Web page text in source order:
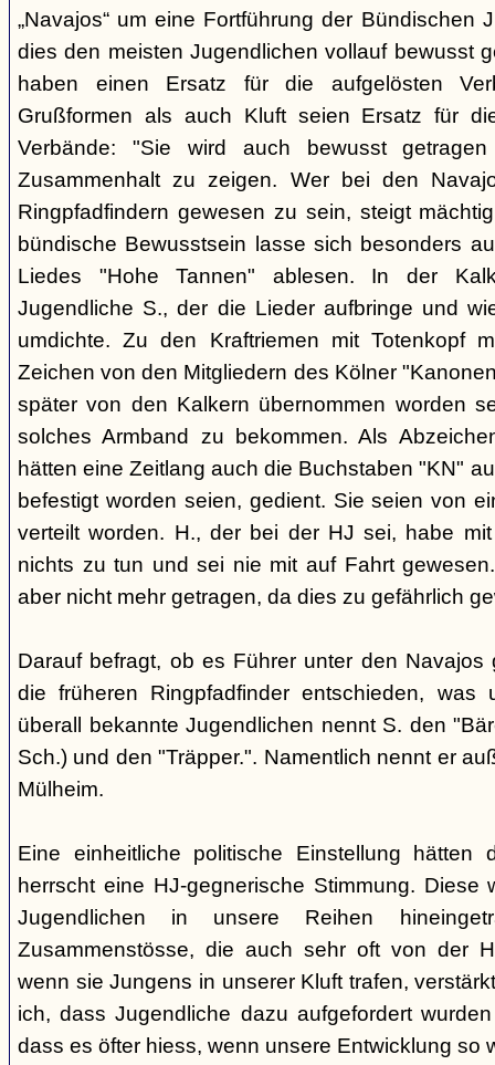
„Navajos“ um eine Fortführung der Bündischen
dies den meisten Jugendlichen vollauf bewusst
haben einen Ersatz für die aufgelösten
Grußformen als auch Kluft seien Ersatz für
Verbände: "Sie wird auch bewusst
Zusammenhalt zu zeigen. Wer bei den
Ringpfadfindern gewesen zu sein, steigt
bündische Bewusstsein lasse sich besonders
Liedes "Hohe Tannen" ablesen. In der
Jugendliche S., der die Lieder aufbringe und
umdichte. Zu den Kraftriemen mit Totenkopf
Zeichen von den Mitgliedern des Kölner
später von den Kalkern übernommen worden
solches Armband zu bekommen. Als
hätten eine Zeitlang auch die Buchstaben "KN"
befestigt worden seien, gedient. Sie seien von
verteilt worden. H., der bei der HJ sei, habe
nichts zu tun und sei nie mit auf Fahrt
aber nicht mehr getragen, da dies zu gefährlich
Darauf befragt, ob es Führer unter den Navajos
die früheren Ringpfadfinder entschieden, was
überall bekannte Jugendlichen nennt S. den
Sch.) und den "Träpper.". Namentlich nennt er
Mülheim.
Eine einheitliche politische Einstellung hätten
herrscht eine HJ-gegnerische Stimmung. Diese
Jugendlichen in unsere Reihen
Zusammenstösse, die auch sehr oft von der
wenn sie Jungens in unserer Kluft trafen,
ich, dass Jugendliche dazu aufgefordert
dass es öfter hiess, wenn unsere Entwicklung so